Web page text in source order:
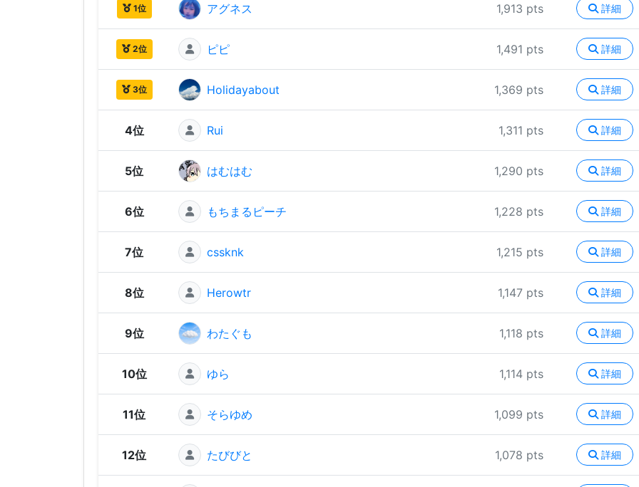
1位 アグネス 1,913 pts 詳細
2位 ピピ 1,491 pts 詳細
3位 Holidayabout 1,369 pts 詳細
4位 Rui 1,311 pts 詳細
5位 はむはむ 1,290 pts 詳細
6位 もちまるピーチ 1,228 pts 詳細
7位 cssknk 1,215 pts 詳細
8位 Herowtr 1,147 pts 詳細
9位 わたぐも 1,118 pts 詳細
10位 ゆら 1,114 pts 詳細
11位 そらゆめ 1,099 pts 詳細
12位 たびびと 1,078 pts 詳細